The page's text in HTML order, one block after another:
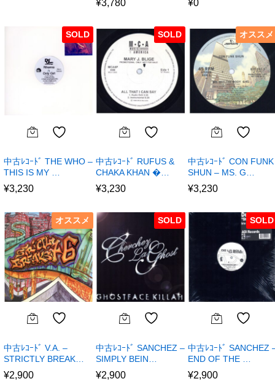
¥3,780 ¥0
SOLD
中古ﾚｺｰﾄﾞ THE WHO –
THIS IS MY …
¥3,230
SOLD
中古ﾚｺｰﾄﾞ RUFUS &
CHAKA KHAN �…
¥3,230
オススメ
中古ﾚｺｰﾄﾞ CON FUNK
SHUN – MS. G…
¥3,230
オススメ
中古ﾚｺｰﾄﾞ V.A. –
STRICTLY BREAK…
¥2,900
SOLD
中古ﾚｺｰﾄﾞ SANCHEZ –
SIMPLY BEIN…
¥2,900
SOLD
中古ﾚｺｰﾄﾞ SANCHEZ
END OF THE …
¥2,900